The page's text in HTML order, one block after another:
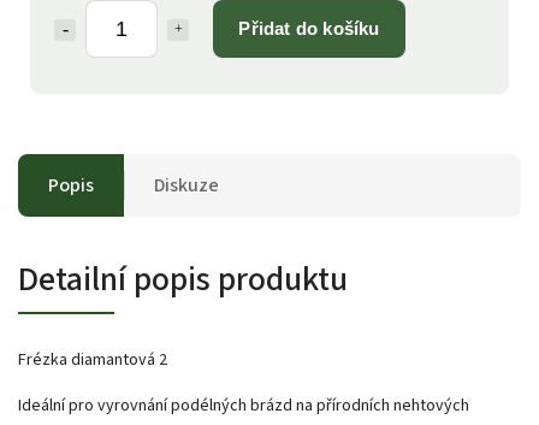
Přidat do košíku
Popis Diskuze
Detailní popis produktu
Frézka diamantová 2
Ideální pro vyrovnání podélných brázd na přírodních nehtových